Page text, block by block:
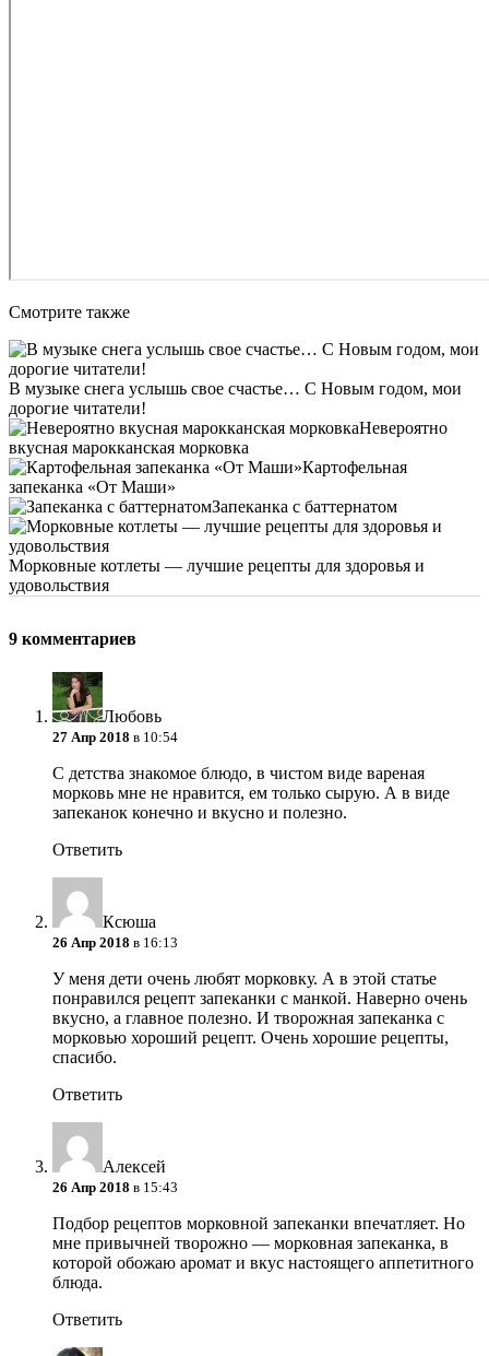
Смотрите также
В музыке снега услышь свое счастье… С Новым годом, мои
дорогие читатели!
Невероятно
вкусная марокканская морковка
Картофельная
запеканка «От Маши»
Запеканка с баттернатом
Морковные котлеты — лучшие рецепты для здоровья и
удовольствия
9 комментариев
Любовь
27 Апр 2018 в 10:54
C детства знакомое блюдо, в чистом виде вареная
морковь мне не нравится, ем только сырую. А в виде
запеканок конечно и вкусно и полезно.
Ответить
Ксюша
26 Апр 2018 в 16:13
У меня дети очень любят морковку. А в этой статье
понравился рецепт запеканки с манкой. Наверно очень
вкусно, а главное полезно. И творожная запеканка с
морковью хороший рецепт. Очень хорошие рецепты,
спасибо.
Ответить
Алексей
26 Апр 2018 в 15:43
Подбор рецептов морковной запеканки впечатляет. Но
мне привычней творожно — морковная запеканка, в
которой обожаю аромат и вкус настоящего аппетитного
блюда.
Ответить